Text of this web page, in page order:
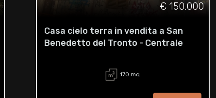
€ 150.000
Casa cielo terra in vendita a San
Benedetto del Tronto - Centrale
170 mq